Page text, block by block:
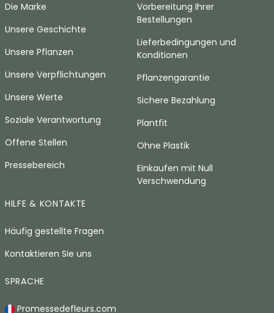
Die Marke
Unsere Geschichte
Unsere Pflanzen
Unsere Verpflichtungen
Unsere Werte
Soziale Verantwortung
Offene Stellen
Pressebereich
Vorbereitung Ihrer
Bestellungen
Lieferbedingungen und
Konditionen
Pflanzengarantie
Sichere Bezahlung
Plantfit
Ohne Plastik
Einkaufen mit Null
Verschwendung
HILFE & KONTAKTE
Häufig gestellte Fragen
Kontaktieren Sie uns
SPRACHE
Promessedefleurs.com